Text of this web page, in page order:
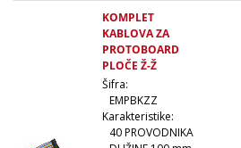
KOMPLET
KABLOVA ZA
PROTOBOARD
PLOČE Ž-Ž
Šifra:
EMPBKZZ
Karakteristike:
40 PROVODNIKA